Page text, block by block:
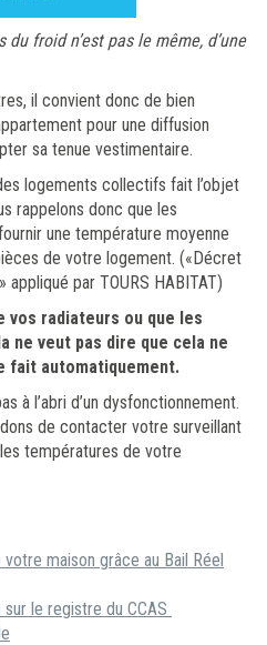
froid n’est pas le même, d’une
il convient donc de bien
pour une diffusion
sa tenue vestimentaire.
logements collectifs fait l’objet
rappelons donc que les
une température moyenne
de votre logement. («Décret
par TOURS HABITAT)
vos radiateurs ou que les
ne veut pas dire que cela ne
fait automatiquement.
à l’abri d’un dysfonctionnement.
de contacter votre surveillant
températures de votre
maison grâce au Bail Réel
le registre du CCAS